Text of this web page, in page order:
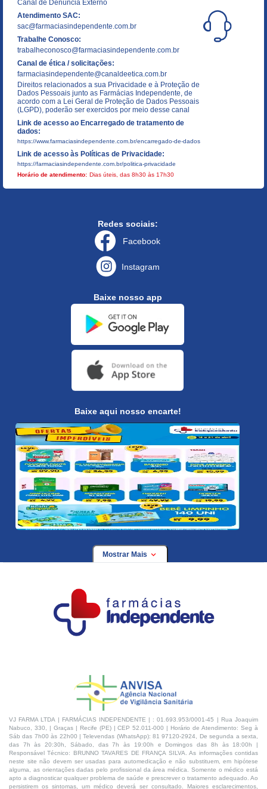
Canal de Denúncia Externo
Atendimento SAC:
sac@farmaciasindependente.com.br
Trabalhe Conosco:
trabalheconosco@farmaciasindependente.com.br
Canal de ética / solicitações:
farmaciasindependente@canaldeetica.com.br
Direitos relacionados a sua Privacidade e à Proteção de
Dados Pessoais junto as Farmácias Independente, de
acordo com a Lei Geral de Proteção de Dados Pessoais
(LGPD), poderão ser exercidos por meio desse canal
Link de acesso ao Encarregado de tratamento de
dados:
https://www.farmaciasindependente.com.br/encarregado-de-dados
Link de acesso às Políticas de Privacidade:
https://farmaciasindependente.com.br/politica-privacidade
Horário de atendimento: Dias úteis, das 8h30 às 17h30
Redes sociais:
Facebook
Instagram
Baixe nosso app
Baixe aqui nosso encarte!
Mostrar Mais
VJ FARMA LTDA | FARMÁCIAS INDEPENDENTE | : 01.693.953/0001-45 | Rua Joaquim
Nabuco, 330, | Graças | Recife (PE) | CEP 52.011-000 | Horário de Atendimento: Seg à
Sáb das 7h00 às 22h00 | Televendas (WhatsApp): 81 97120-2924, De segunda a sexta,
das 7h às 20:30h, Sábado, das 7h às 19:00h e Domingos das 8h às 18:00h |
Responsável Técnico: BRUNNO TAVARES DE FRANÇA SILVA. As informações contidas
neste site não devem ser usadas para automedicação e não substituem, em hipótese
alguma, as orientações dadas pelo profissional da área médica. Somente o médico está
apto a diagnosticar qualquer problema de saúde e prescrever o tratamento adequado. Ao
persistirem os sintomas, um médico deverá ser consultado. Maiores esclarecimentos,